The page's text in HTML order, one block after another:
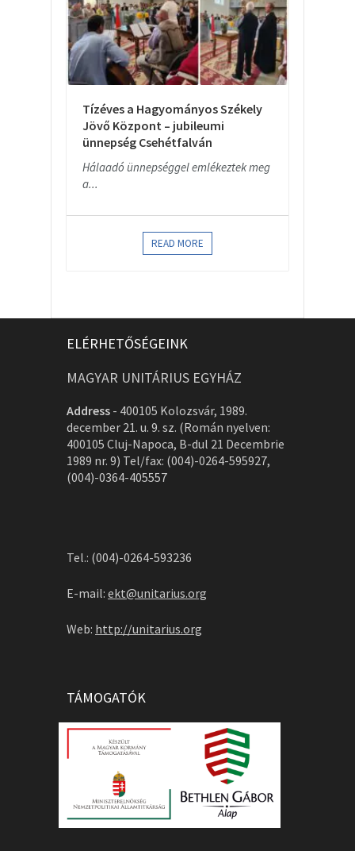
Tízéves a Hagyományos Székely
Jövő Központ – jubileumi
ünnepség Csehétfalván
Hálaadó ünnepséggel emlékeztek meg
a...
READ MORE
ELÉRHETŐSÉGEINK
MAGYAR UNITÁRIUS EGYHÁZ
Address - 400105 Kolozsvár, 1989.
december 21. u. 9. sz. (Román nyelven:
400105 Cluj-Napoca, B-dul 21 Decembrie
1989 nr. 9) Tel/fax: (004)-0264-595927,
(004)-0364-405557
Tel.: (004)-0264-593236
E-mail: ekt@unitarius.org
Web: http://unitarius.org
TÁMOGATÓK